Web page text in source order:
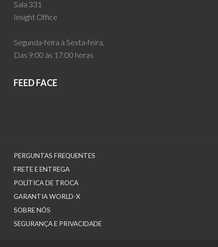
Sala 331
Insight Office
Segunda-feira à Sexta-feira,
Das 9:00 às 17:00 horas
FEED FACE
PERGUNTAS FREQUENTES
FRETE E ENTREGA
POLÍTICA DE TROCA
GARANTIA WORLD-X
SOBRE NÓS
SEGURANÇA E PRIVACIDADE